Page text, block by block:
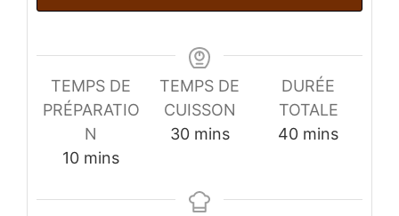
TEMPS DE
PRÉPARATIO
N
10minutes
mins
TEMPS DE
CUISSON
30minutes
mins
DURÉE
TOTALE
40minutes
mins